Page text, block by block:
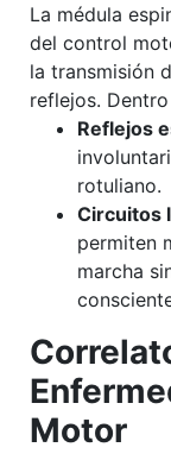
La médula
del control
la transmisión
reflejos.
Reflejos
rotuliano.
Circuitos
permiten
marcha
Motor